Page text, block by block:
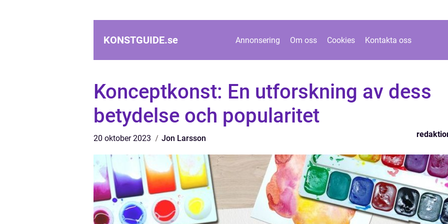
KONSTGUIDE.se Annonsering Om oss Cookies Kontakta oss
Konceptkonst: En utforskning av dess
betydelse och popularitet
20 oktober 2023 Jon Larsson